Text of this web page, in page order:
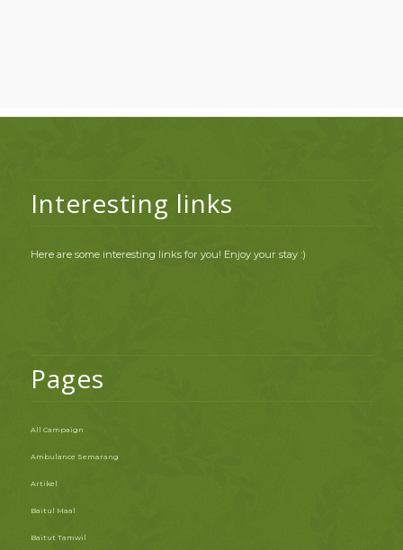
Interesting links
Here are some interesting links for you! Enjoy your stay :)
Pages
All Campaign
Ambulance Semarang
Artikel
Baitul Maal
Baitut Tamwil